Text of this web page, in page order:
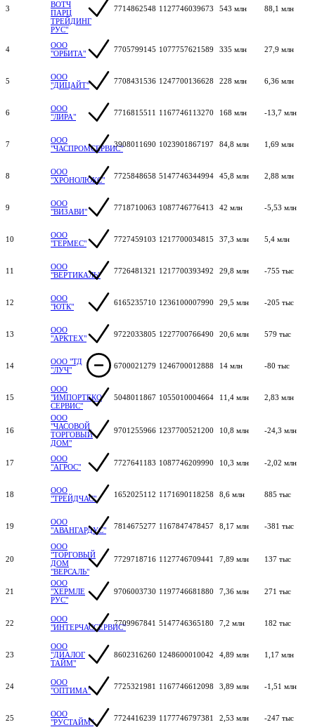
3
ВОТЧ
ПАРЦ
ТРЕЙДИНГ
РУС"
7714862548 1127746039673 543 млн 88,1 млн
4
ООО
"ОРБИТА"
7705799145 1077757621589 335 млн 27,9 млн
5
ООО
"ДИЦАЙТ"
7708431536 1247700136628 228 млн 6,36 млн
6
ООО
"ЛИРА"
7716815511 1167746113270 168 млн -13,7 млн
7
ООО
"ЧАСПРОМСЕРВИС"3908011690 1023901867197 84,8 млн 1,69 млн
8
ООО
"ХРОНОЛЮКС"
7725848658 5147746344994 45,8 млн 2,88 млн
9
ООО
"ВИЗАВИ"
7718710063 1087746776413 42 млн -5,53 млн
10
ООО
"ГЕРМЕС"
7727459103 1217700034815 37,3 млн 5,4 млн
11
ООО
"ВЕРТИКАЛЬ"
7726481321 1217700393492 29,8 млн -755 тыс
12
ООО
"ЮТК"
6165235710 1236100007990 29,5 млн -205 тыс
13
ООО
"АРКТЕХ"
9722033805 1227700766490 20,6 млн 579 тыс
14
ООО "ТД
"ЛУЧ"
6700021279 1246700012888 14 млн -80 тыс
15
ООО
"ИМПОРТЕКО
СЕРВИС"
5048011867 1055010004664 11,4 млн 2,83 млн
16
ООО
"ЧАСОВОЙ
ТОРГОВЫЙ
ДОМ"
9701255966 1237700521200 10,8 млн -24,3 млн
17
ООО
"АГРОС"
7727641183 1087746209990 10,3 млн -2,02 млн
18
ООО
"ТРЕЙДЧАС"
1652025112 1171690118258 8,6 млн 885 тыс
19
ООО
"АВАНГАРДУС"
7814675277 1167847478457 8,17 млн -381 тыс
20
ООО
"ТОРГОВЫЙ
ДОМ
"ВЕРСАЛЬ"
7729718716 1127746709441 7,89 млн 137 тыс
21
ООО
"ХЕРМЛЕ
РУС"
9706003730 1197746681880 7,36 млн 271 тыс
22
ООО
"ИНТЕРЧАССЕРВИС"7709967841 5147746365180 7,2 млн 182 тыс
23
ООО
"ДИАЛОГ
ТАЙМ"
8602316260 1248600010042 4,89 млн 1,17 млн
24
ООО
"ОПТИМА"
7725321981 1167746612098 3,89 млн -1,51 млн
25
ООО
"РУСТАЙМ"
7724416239 1177746797381 2,53 млн -247 тыс